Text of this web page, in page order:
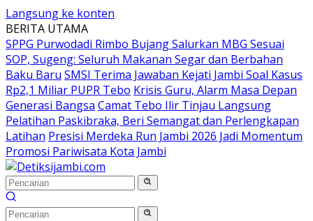
Langsung ke konten
BERITA UTAMA
SPPG Purwodadi Rimbo Bujang Salurkan MBG Sesuai
SOP, Sugeng: Seluruh Makanan Segar dan Berbahan
Baku Baru SMSI Terima Jawaban Kejati Jambi Soal Kasus
Rp2,1 Miliar PUPR Tebo Krisis Guru, Alarm Masa Depan
Generasi Bangsa Camat Tebo Ilir Tinjau Langsung
Pelatihan Paskibraka, Beri Semangat dan Perlengkapan
Latihan Presisi Merdeka Run Jambi 2026 Jadi Momentum
Promosi Pariwisata Kota Jambi